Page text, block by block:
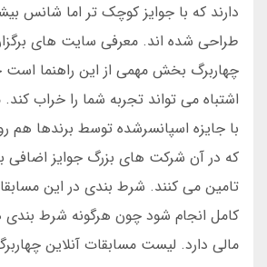
دارند که با جوایز کوچک تر اما شانس
طراحی شده اند. معرفی سایت های
چهاربرگ بخش مهمی از این راهنما است
اشتباه می تواند تجربه شما را خراب
با جایزه اسپانسرشده توسط برندها هم
که در آن شرکت های بزرگ جوایز اضافی
تامین می کنند. شرط بندی در این
کامل انجام شود چون هرگونه شرط
مالی دارد. لیست مسابقات آنلاین